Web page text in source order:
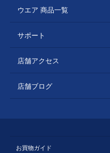
ウエア 商品一覧
サポート
店舗アクセス
店舗ブログ
お買物ガイド